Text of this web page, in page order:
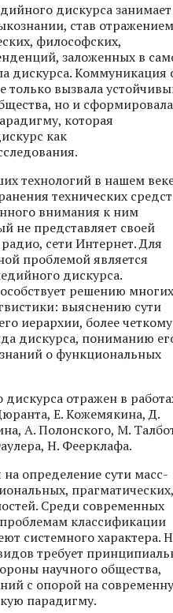
дискурса занимает
став отражением
философских,
заложенных в
дискурса. Коммуникация
вызвала
но и сформировала
которая
как
технологий в нашем
технических
внимания к ним
не представляет своей
сети Интернет. Для
проблемой является
дискурса.
решению многих
выяснению сути
иерархии, более четкому
дискурса, пониманию
о функциональных
отражен в
Е. Кожемякина, Д.
А. Полонского, М.
Н. Феерклафа.
определение сути масс-
прагматических,
Среди современных
классификации
системного характера.
требует
научного общества,
с опорой на
парадигму.